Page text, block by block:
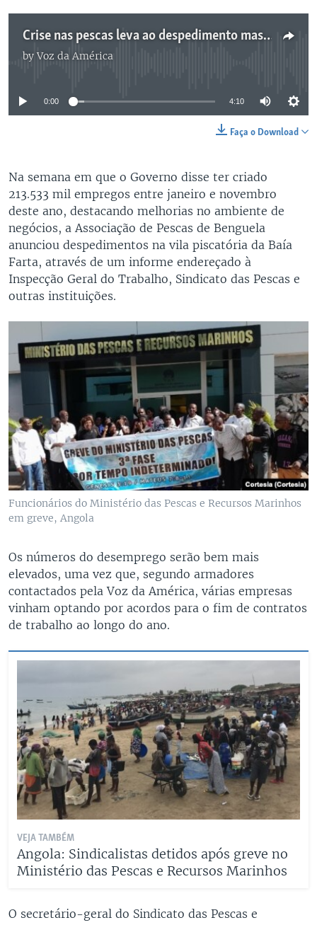
Crise nas pescas leva ao despedimento massivo de trabalhadores no setor em Angola
byVoz da América
No media source currently available
0:00 4:10
Faça o Download
Na semana em que o Governo disse ter criado
213.533 mil empregos entre janeiro e novembro
deste ano, destacando melhorias no ambiente de
negócios, a Associação de Pescas de Benguela
anunciou despedimentos na vila piscatória da Baía
Farta, através de um informe endereçado à
Inspecção Geral do Trabalho, Sindicato das Pescas e
outras instituições.
Funcionários do Ministério das Pescas e Recursos Marinhos
em greve, Angola
Os números do desemprego serão bem mais
elevados, uma vez que, segundo armadores
contactados pela Voz da América, várias empresas
vinham optando por acordos para o fim de contratos
de trabalho ao longo do ano.
VEJA TAMBÉM
Angola: Sindicalistas detidos após greve no
Ministério das Pescas e Recursos Marinhos
O secretário-geral do Sindicato das Pescas e